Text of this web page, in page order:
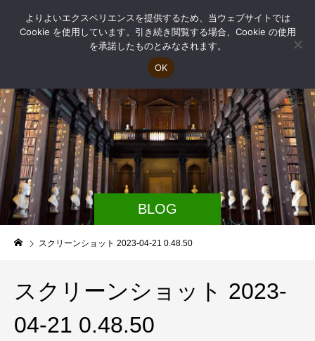
BLOG
スクリーンショット 2023-04-21 0.48.50
スクリーンショット 2023-
04-21 0.48.50
よりよいエクスペリエンスを提供するため、当ウェブサイトでは
Cookie を使用しています。引き続き閲覧する場合、Cookie の使用
を承諾したものとみなされます。
OK